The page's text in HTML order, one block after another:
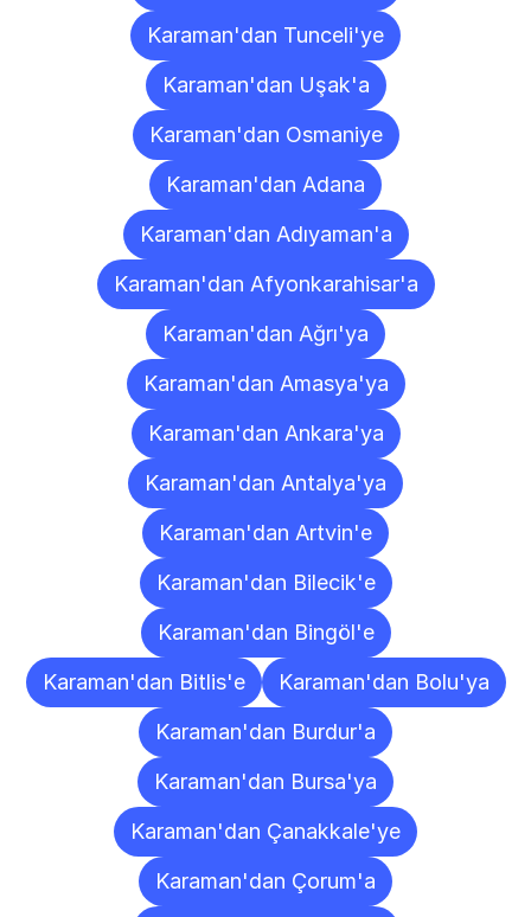
Karaman'dan Tunceli'ye
Karaman'dan Uşak'a
Karaman'dan Osmaniye
Karaman'dan Adana
Karaman'dan Adıyaman'a
Karaman'dan Afyonkarahisar'a
Karaman'dan Ağrı'ya
Karaman'dan Amasya'ya
Karaman'dan Ankara'ya
Karaman'dan Antalya'ya
Karaman'dan Artvin'e
Karaman'dan Bilecik'e
Karaman'dan Bingöl'e
Karaman'dan Bitlis'e
Karaman'dan Bolu'ya
Karaman'dan Burdur'a
Karaman'dan Bursa'ya
Karaman'dan Çanakkale'ye
Karaman'dan Çorum'a